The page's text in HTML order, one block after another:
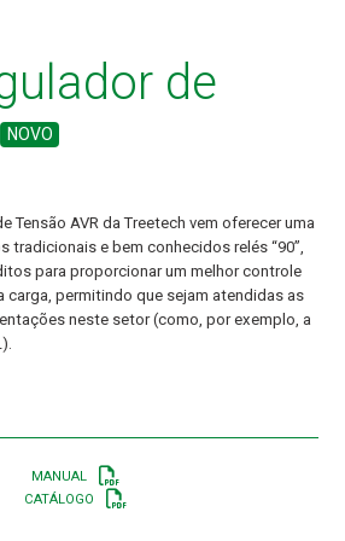
de
NOVO
Tensão AVR da Treetech vem oferecer uma
tradicionais e bem conhecidos relés “90”,
para proporcionar um melhor controle
carga, permitindo que sejam atendidas as
neste setor (como, por exemplo, a
MANUAL
CATÁLOGO